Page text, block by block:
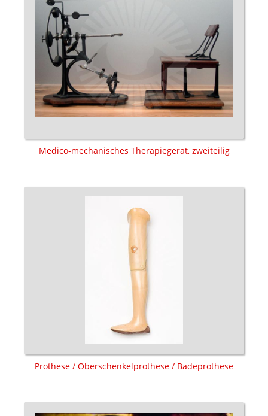
Medico-mechanisches Therapiegerät, zweiteilig
Prothese / Oberschenkelprothese / Badeprothese